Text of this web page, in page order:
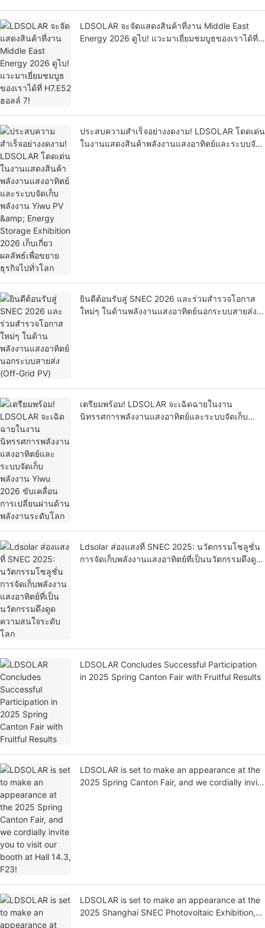
LDSOLAR จะจัดแสดงสินค้าที่งาน Middle East
Energy 2026 ดูไบ! แวะมาเยี่ยมชมบูธของเราได้ที่
ประสบความสำเร็จอย่างงดงาม! LDSOLAR โดดเด่น
ในงานแสดงสินค้าพลังงานแสงอาทิตย์และระบบจัด
ยินดีต้อนรับสู่ SNEC 2026 และร่วมสำรวจโอกาส
ใหม่ๆ ในด้านพลังงานแสงอาทิตย์นอกระบบสายส่ง
เตรียมพร้อม! LDSOLAR จะเฉิดฉายในงาน
นิทรรศการพลังงานแสงอาทิตย์และระบบจัดเก็บ
Ldsolar ส่องแสงที่ SNEC 2025: นวัตกรรมโซลูชั่น
การจัดเก็บพลังงานแสงอาทิตย์ที่เป็นนวัตกรรมดึงดูด
LDSOLAR Concludes Successful Participation
in 2025 Spring Canton Fair with Fruitful Results
LDSOLAR is set to make an appearance at the
2025 Spring Canton Fair, and we cordially invite
LDSOLAR is set to make an appearance at the
2025 Shanghai SNEC Photovoltaic Exhibition,